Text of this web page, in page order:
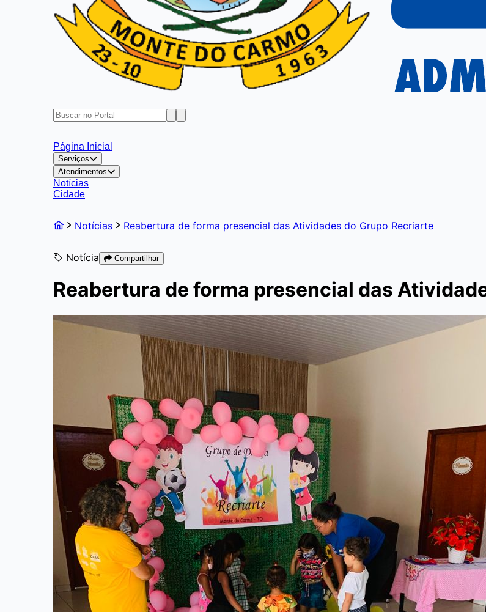
Página Inicial
Serviços
Atendimentos
Notícias
Cidade
Notícias Reabertura de forma presencial das Atividades do Grupo Recriarte
Notícia Compartilhar
Reabertura de forma presencial das